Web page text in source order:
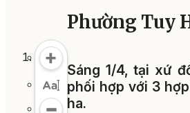
Phường Tuy
Sáng 1/4, tại xứ
phối hợp với 3
ha.